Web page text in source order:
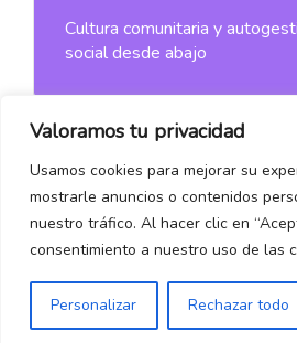
Valoramos tu privacidad
Usamos cookies para mejorar su
mostrarle anuncios o contenidos
nuestro tráfico. Al hacer clic en
consentimiento a nuestro uso de las
Personalizar Rechazar todo
Cultura comunitaria y
social desde abajo
Política de
¿Hablamos?